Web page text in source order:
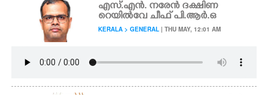
എസ്.എൻ. നരേൻ ദക്ഷിണ
റെയിൽവേ ചീഫ് പി.ആർ.ഒ
KERALA > GENERAL | THU MAY, 12:01 AM